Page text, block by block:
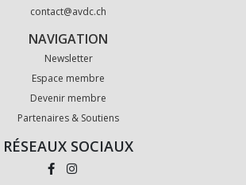
contact@avdc.ch
NAVIGATION
Newsletter
Espace membre
Devenir membre
Partenaires & Soutiens
RÉSEAUX SOCIAUX